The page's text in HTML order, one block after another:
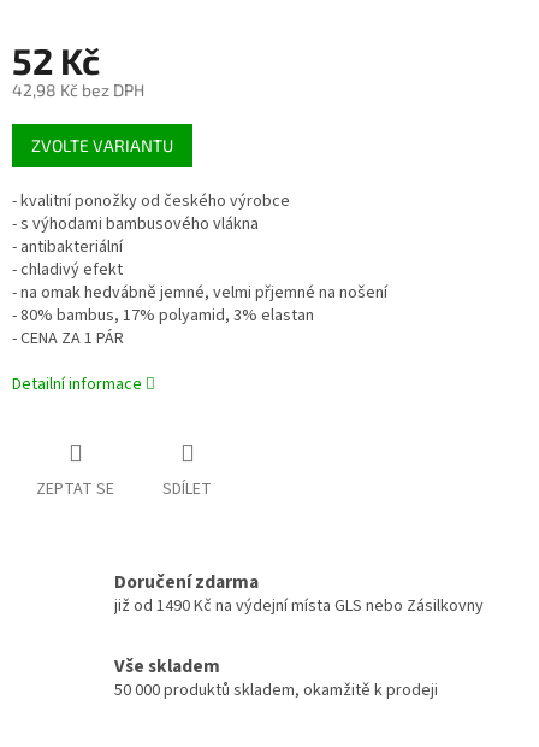
52 Kč
42,98 Kč bez DPH
Měrná
cena:
ZVOLTE VARIANTU
- kvalitní ponožky od českého výrobce
- s výhodami bambusového vlákna
- antibakteriální
- chladivý efekt
- na omak hedvábně jemné, velmi přjemné na nošení
- 80% bambus, 17% polyamid, 3% elastan
- CENA ZA 1 PÁR
Detailní informace
ZEPTAT SE SDÍLET
Doručení zdarma
již od 1490 Kč na výdejní místa GLS nebo Zásilkovny
Vše skladem
50 000 produktů skladem, okamžitě k prodeji